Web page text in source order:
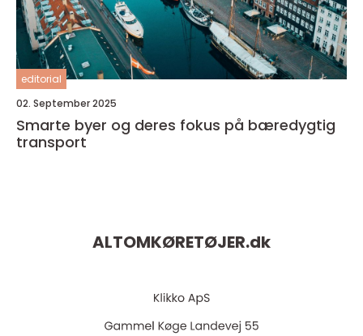
editorial
02. September 2025
Smarte byer og deres fokus på bæredygtig
transport
ALTOMKØRETØJER.dk